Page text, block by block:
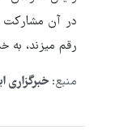
در آن مشارکت
رقم میزند، به
منبع: خبرگزاری